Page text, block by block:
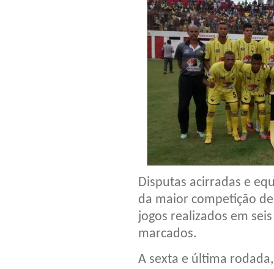
Disputas acirradas e
da maior competição
jogos realizados em
marcados.
A sexta e última